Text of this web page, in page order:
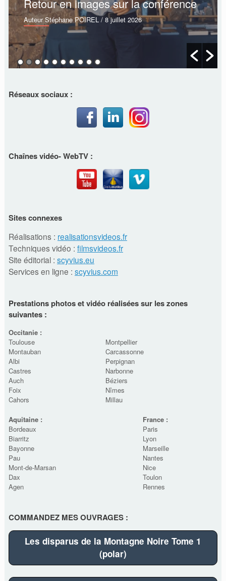
Retour en images sur la conférence
Auteur Stéphane POIREL/ 8 juillet 2026
Réseaux sociaux :
Chaînes vidéo- WebTV :
Sites connexes
Réalisations : realisationsvideos.fr
Techniques vidéo : filmsvideos.fr
Site éditorial : scyvius.eu
Services en ligne : scyvius.com
Prestations photos et vidéo réalisées sur les zones
suivantes :
Occitanie :
Toulouse
Montauban
Albi
Castres
Auch
Foix
Cahors
Montpellier
Carcassonne
Perpignan
Narbonne
Béziers
Nîmes
Millau
Aquitaine :
Bordeaux
Biarritz
Bayonne
Pau
Mont-de-Marsan
Dax
Agen
France :
Paris
Lyon
Marseille
Nantes
Nice
Toulon
Rennes
COMMANDEZ MES OUVRAGES :
Les disparus de la Montagne Noire Tome 1
(polar)